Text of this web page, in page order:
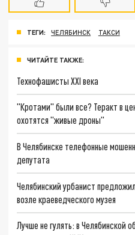
ТЕГИ: ЧЕЛЯБИНСК ТАКСИ
ЧИТАЙТЕ ТАКЖЕ:
Технофашисты XXI века
"Кротами" были все? Теракт в
охотятся "живые дроны"
В Челябинске телефонные
депутата
Челябинский урбанист
возле краеведческого музея
Лучше не гулять: в Челябинской